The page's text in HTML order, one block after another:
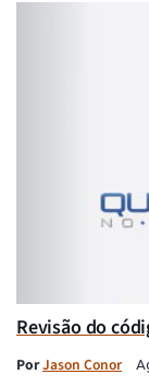
Revisão do
PorJason Conor